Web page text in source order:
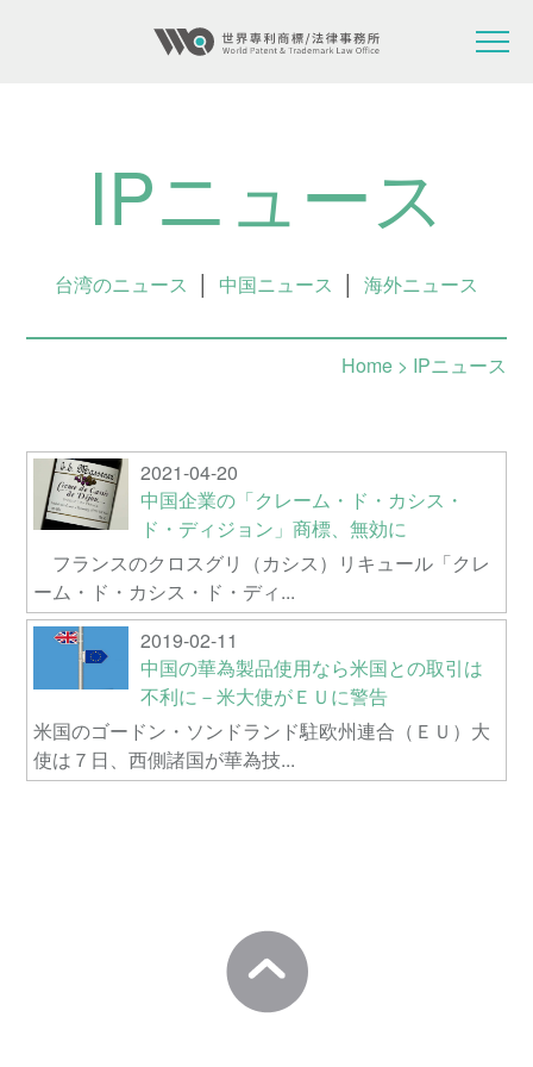
IPニュース
台湾のニュース 中国ニュース 海外ニュース
Home> IPニュース
2021-04-20
中国企業の「クレーム・ド・カシス・
ド・ディジョン」商標、無効に
フランスのクロスグリ（カシス）リキュール「クレ
ーム・ド・カシス・ド・ディ...
2019-02-11
中国の華為製品使用なら米国との取引は
不利に－米大使がＥＵに警告
米国のゴードン・ソンドランド駐欧州連合（ＥＵ）大
使は７日、西側諸国が華為技...